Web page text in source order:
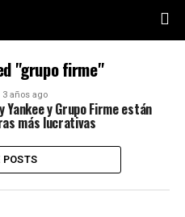
"grupo firme"
3 años ago
Yankee y Grupo Firme están
más lucrativas
POSTS